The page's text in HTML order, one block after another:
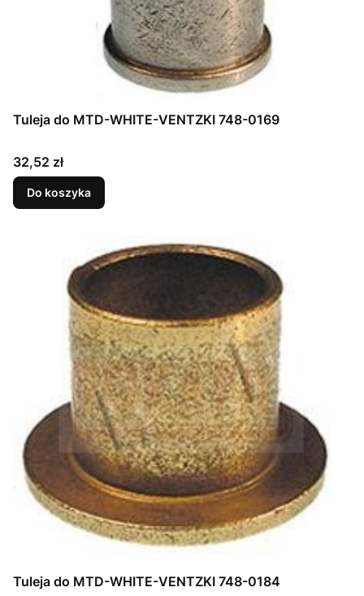
Tuleja do MTD-WHITE-VENTZKI 748-0169
Cena
32,52 zł
Do koszyka
Tuleja do MTD-WHITE-VENTZKI 748-0184